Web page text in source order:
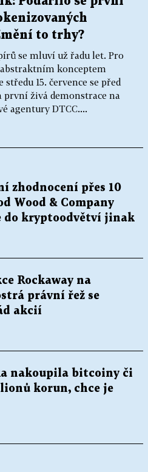
to trhy?
se mluví už řadu let. Pro
konceptem
15. července se před
živá demonstrace na
agentury DTCC....
zhodnocení přes 10
Wood & Company
do kryptoodvětví jinak
Rockaway na
právní řež se
akcií
nakoupila bitcoiny či
korun, chce je